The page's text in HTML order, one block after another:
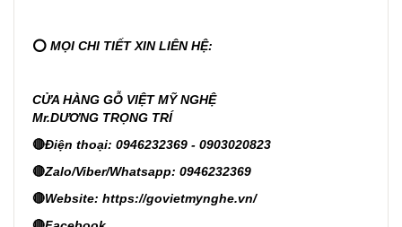
⭕ MỌI CHI TIẾT XIN LIÊN HỆ:
CỬA HÀNG GỖ VIỆT MỸ NGHỆ
Mr.DƯƠNG TRỌNG TRÍ
🔴Điện thoại: 0946232369 - 0903020823
🔴Zalo/Viber/Whatsapp: 0946232369
🔴Website: https://govietmynghe.vn/